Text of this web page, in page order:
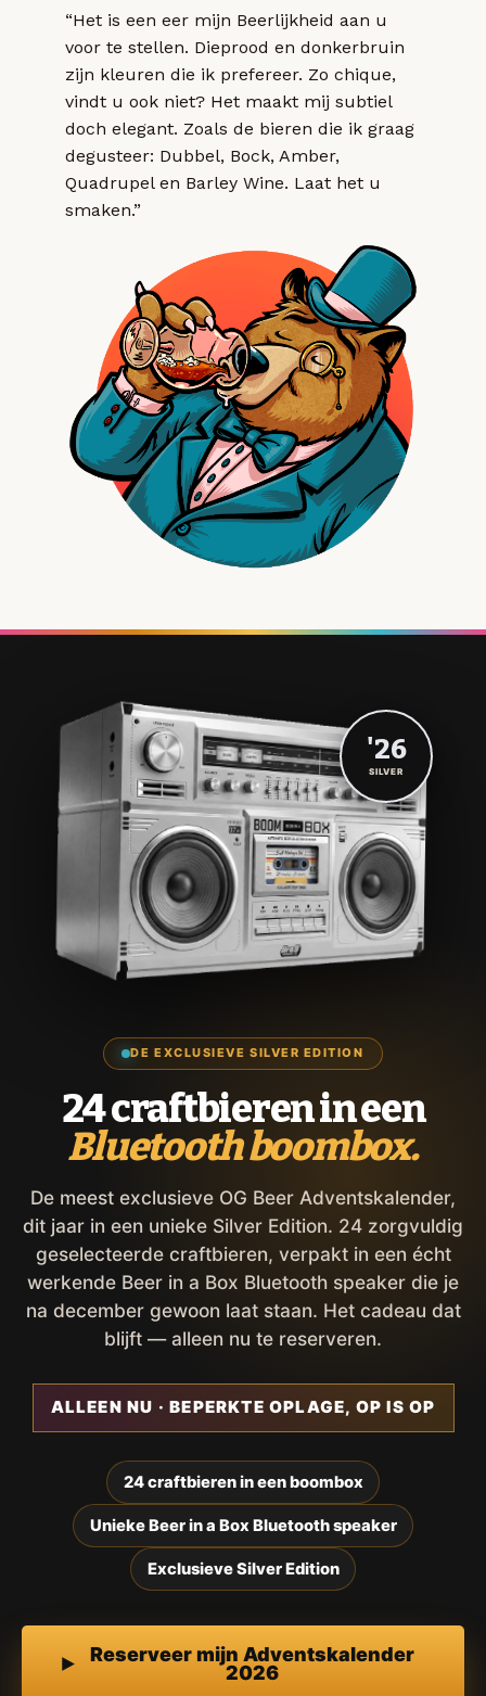
“Het is een eer mijn Beerlijkheid aan u
voor te stellen. Dieprood en donkerbruin
zijn kleuren die ik prefereer. Zo chique,
vindt u ook niet? Het maakt mij subtiel
doch elegant. Zoals de bieren die ik graag
degusteer: Dubbel, Bock, Amber,
Quadrupel en Barley Wine. Laat het u
smaken.”
DE EXCLUSIEVE SILVER EDITION
24 craftbieren in een
Bluetooth boombox.
De meest exclusieve OG Beer Adventskalender,
dit jaar in een unieke Silver Edition. 24 zorgvuldig
geselecteerde craftbieren, verpakt in een écht
werkende Beer in a Box Bluetooth speaker die je
na december gewoon laat staan. Het cadeau dat
blijft — alleen nu te reserveren.
ALLEEN NU · BEPERKTE OPLAGE, OP IS OP
24 craftbieren in een boombox
Unieke Beer in a Box Bluetooth speaker
Exclusieve Silver Edition
Reserveer mijn Adventskalender
2026
'26
SILVER